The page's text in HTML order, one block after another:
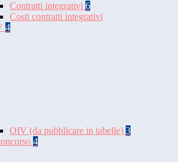
Contratti integrativi 6
Costi contratti integrativi
4
OIV (da pubblicare in tabelle) 3
4